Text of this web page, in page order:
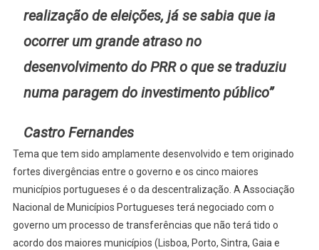
realização de eleições, já se sabia que ia
ocorrer um grande atraso no
desenvolvimento do PRR o que se traduziu
numa paragem do investimento público”
Castro Fernandes
Tema que tem sido amplamente desenvolvido e tem originado
fortes divergências entre o governo e os cinco maiores
municípios portugueses é o da descentralização. A Associação
Nacional de Municípios Portugueses terá negociado com o
governo um processo de transferências que não terá tido o
acordo dos maiores municípios (Lisboa, Porto, Sintra, Gaia e